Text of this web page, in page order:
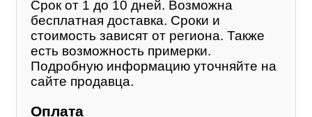
Срок от 1 до 10 дней. Возможна
бесплатная доставка. Сроки и
стоимость зависят от региона. Также
есть возможность примерки.
Подробную информацию уточняйте на
сайте продавца.
Оплата